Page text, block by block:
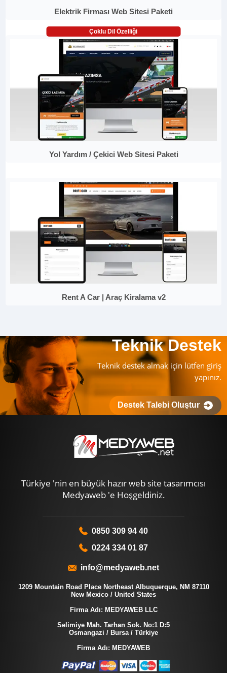
Elektrik Firması Web Sitesi Paketi
Çoklu Dil Özelliği
Yol Yardım / Çekici Web Sitesi Paketi
Rent A Car | Araç Kiralama v2
Teknik Destek
Teknik destek almak için lütfen giriş
yapınız.
Destek Talebi Oluştur
Türkiye 'nin en büyük hazır web site tasarımcısı
Medyaweb 'e Hoşgeldiniz.
0850 309 94 40
0224 334 01 87
info@medyaweb.net
1209 Mountain Road Place Northeast Albuquerque, NM 87110
New Mexico / United States
Firma Adı: MEDYAWEB LLC
Selimiye Mah. Tarhan Sok. No:1 D:5
Osmangazi / Bursa / Türkiye
Firma Adı: MEDYAWEB